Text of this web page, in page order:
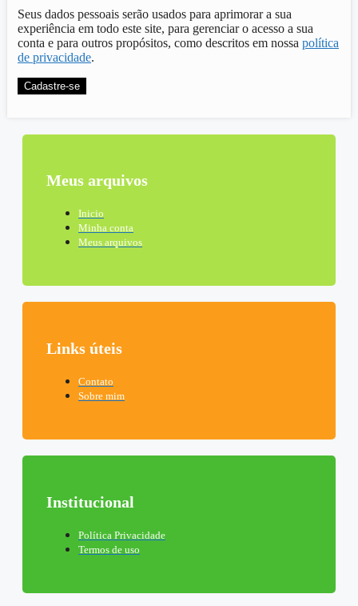
Seus dados pessoais serão usados para aprimorar a sua
experiência em todo este site, para gerenciar o acesso a sua
conta e para outros propósitos, como descritos em nossa política
de privacidade.
Cadastre-se
Meus arquivos
Inicio
Minha conta
Meus arquivos
Links úteis
Contato
Sobre mim
Institucional
Política Privacidade
Termos de uso